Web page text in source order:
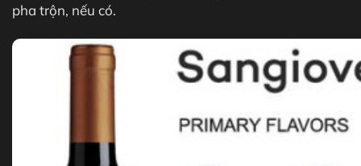
pha trộn, nếu có.